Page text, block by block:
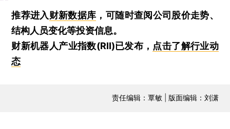
推荐进入财新数据库 ，可随时查阅公司股价走势、
结构人员变化等投资信息。
财新机器人产业指数(RII)已发布， 点击了解行业动
态
责任编辑：覃敏 | 版面编辑：刘潇